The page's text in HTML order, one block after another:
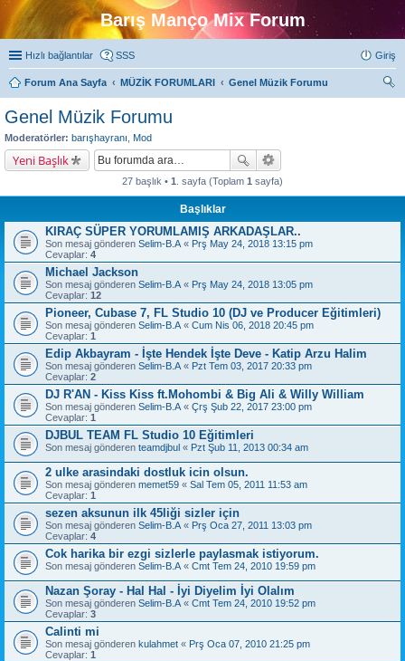
Barış Manço Mix Forum
Hızlı bağlantılar SSS Giriş
Forum Ana Sayfa MÜZİK FORUMLARI
Genel Müzik Forumu
Genel Müzik Forumu
Moderatörler: barışhayranı Mod
Yeni Başlık
27 başlık • 1 . sayfa (Toplam 1 sayfa)
Başlıklar
KIRAÇ SÜPER YORUMLAMIŞ ARKADAŞLAR..
Son mesaj gönderen Selim-B.A « Prş May 24, 2018 13:15 pm
Cevaplar: 4
Michael Jackson
Son mesaj gönderen Selim-B.A « Prş May 24, 2018 13:05 pm
Cevaplar: 12
Pioneer, Cubase 7, FL Studio 10 (DJ ve Producer Eğitimleri)
Son mesaj gönderen Selim-B.A « Cum Nis 06, 2018 20:45 pm
Cevaplar: 1
Edip Akbayram - İşte Hendek İşte Deve - Katip Arzu Halim
Son mesaj gönderen Selim-B.A « Pzt Tem 03, 2017 20:33 pm
Cevaplar: 2
DJ R'AN - Kiss Kiss ft.Mohombi & Big Ali & Willy William
Son mesaj gönderen Selim-B.A « Çrş Şub 22, 2017 23:00 pm
Cevaplar: 1
DJBUL TEAM FL Studio 10 Eğitimleri
Son mesaj gönderen teamdjbul « Pzt Şub 11, 2013 00:34 am
2 ulke arasindaki dostluk icin olsun.
Son mesaj gönderen memet59 « Sal Tem 05, 2011 11:53 am
Cevaplar: 1
sezen aksunun ilk 45liği sizler için
Son mesaj gönderen Selim-B.A « Prş Oca 27, 2011 13:03 pm
Cevaplar: 4
Cok harika bir ezgi sizlerle paylasmak istiyorum.
Son mesaj gönderen Selim-B.A « Cmt Tem 24, 2010 19:59 pm
Nazan Şoray - Hal Hal - İyi Diyelim İyi Olalım
Son mesaj gönderen Selim-B.A « Cmt Tem 24, 2010 19:52 pm
Cevaplar: 3
Calinti mi
Son mesaj gönderen kulahmet « Prş Oca 07, 2010 21:25 pm
Cevaplar: 1